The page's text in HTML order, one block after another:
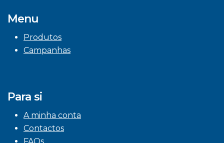
Menu
Produtos
Campanhas
Para si
A minha conta
Contactos